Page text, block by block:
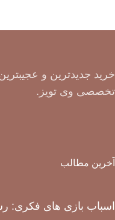
خرید جدیدترین و
تخصصی وی تویز.
آخرین مطالب
اسباب بازی های فکری: